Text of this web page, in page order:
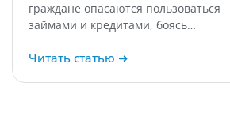
граждане опасаются пользоваться
займами и кредитами, боясь…
Читать статью ➜